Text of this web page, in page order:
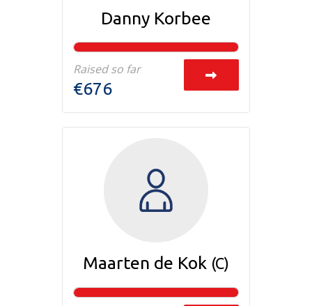
Danny Korbee
Raised so far
€676
Maarten de Kok (C)